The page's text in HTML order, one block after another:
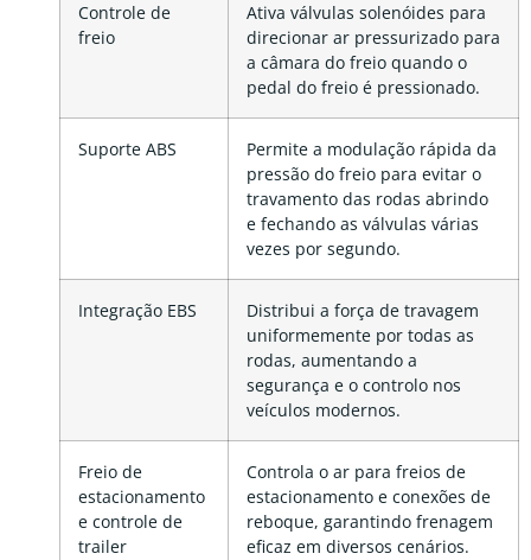
Controle de
freio
Ativa válvulas solenóides para
direcionar ar pressurizado para
a câmara do freio quando o
pedal do freio é pressionado.
Suporte ABS
Permite a modulação rápida da
pressão do freio para evitar o
travamento das rodas abrindo
e fechando as válvulas várias
vezes por segundo.
Integração EBS
Distribui a força de travagem
uniformemente por todas as
rodas, aumentando a
segurança e o controlo nos
veículos modernos.
Freio de
estacionamento
e controle de
trailer
Controla o ar para freios de
estacionamento e conexões de
reboque, garantindo frenagem
eficaz em diversos cenários.